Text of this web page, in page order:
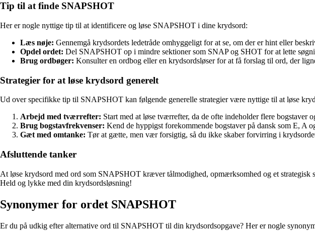
Tip til at finde SNAPSHOT
Her er nogle nyttige tip til at identificere og løse SNAPSHOT i dine krydsord:
Læs nøje: Gennemgå krydsordets ledetråde omhyggeligt for at se, om der er hint eller
Opdel ordet: Del SNAPSHOT op i mindre sektioner som SNAP og SHOT for at lette
Brug ordbøger: Konsulter en ordbog eller en krydsordsløser for at få forslag til ord, der
Strategier for at løse krydsord generelt
Ud over specifikke tip til SNAPSHOT kan følgende generelle strategier være nyttige til at løse
Arbejd med tværrefter: Start med at løse tværrefter, da de ofte indeholder flere bogstaver
Brug bogstavfrekvenser: Kend de hyppigst forekommende bogstaver på dansk som E, A
Gæt med omtanke: Tør at gætte, men vær forsigtig, så du ikke skaber forvirring i
Afsluttende tanker
At løse krydsord med ord som SNAPSHOT kræver tålmodighed, opmærksomhed og et strategisk
Held og lykke med din krydsordsløsning!
Synonymer for ordet SNAPSHOT
Er du på udkig efter alternative ord til SNAPSHOT til din krydsordsopgave? Her er nogle